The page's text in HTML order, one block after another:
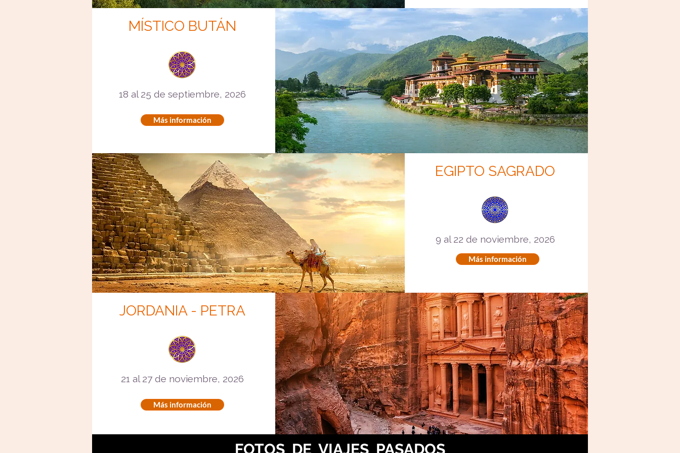
MÍSTICO BUTÁN
18 al 25 de septiembre, 2026
Más información
EGIPTO SAGRADO
9 al 22 de noviembre, 2026
Más información
JORDANIA - PETRA
21 al 27 de noviembre, 2026
Más información
FOTOS DE VIAJES PASADOS